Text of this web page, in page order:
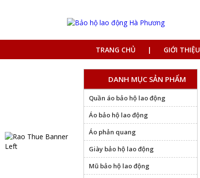
TRANG CHỦ GIỚI THIỆU
DANH MỤC SẢN PHẨM
Quần áo bảo hộ lao động
Áo bảo hộ lao động
Áo phản quang
Giày bảo hộ lao động
Mũ bảo hộ lao động